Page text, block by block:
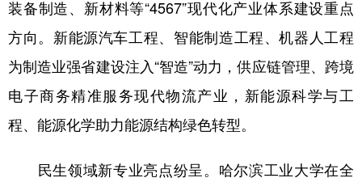
装备制造、新材料等“4567”现代化产业体系建设重点
方向。新能源汽车工程、智能制造工程、机器人工程
为制造业强省建设注入“智造”动力，供应链管理、跨境
电子商务精准服务现代物流产业，新能源科学与工
程、能源化学助力能源结构绿色转型。
民生领域新专业亮点纷呈。哈尔滨工业大学在全